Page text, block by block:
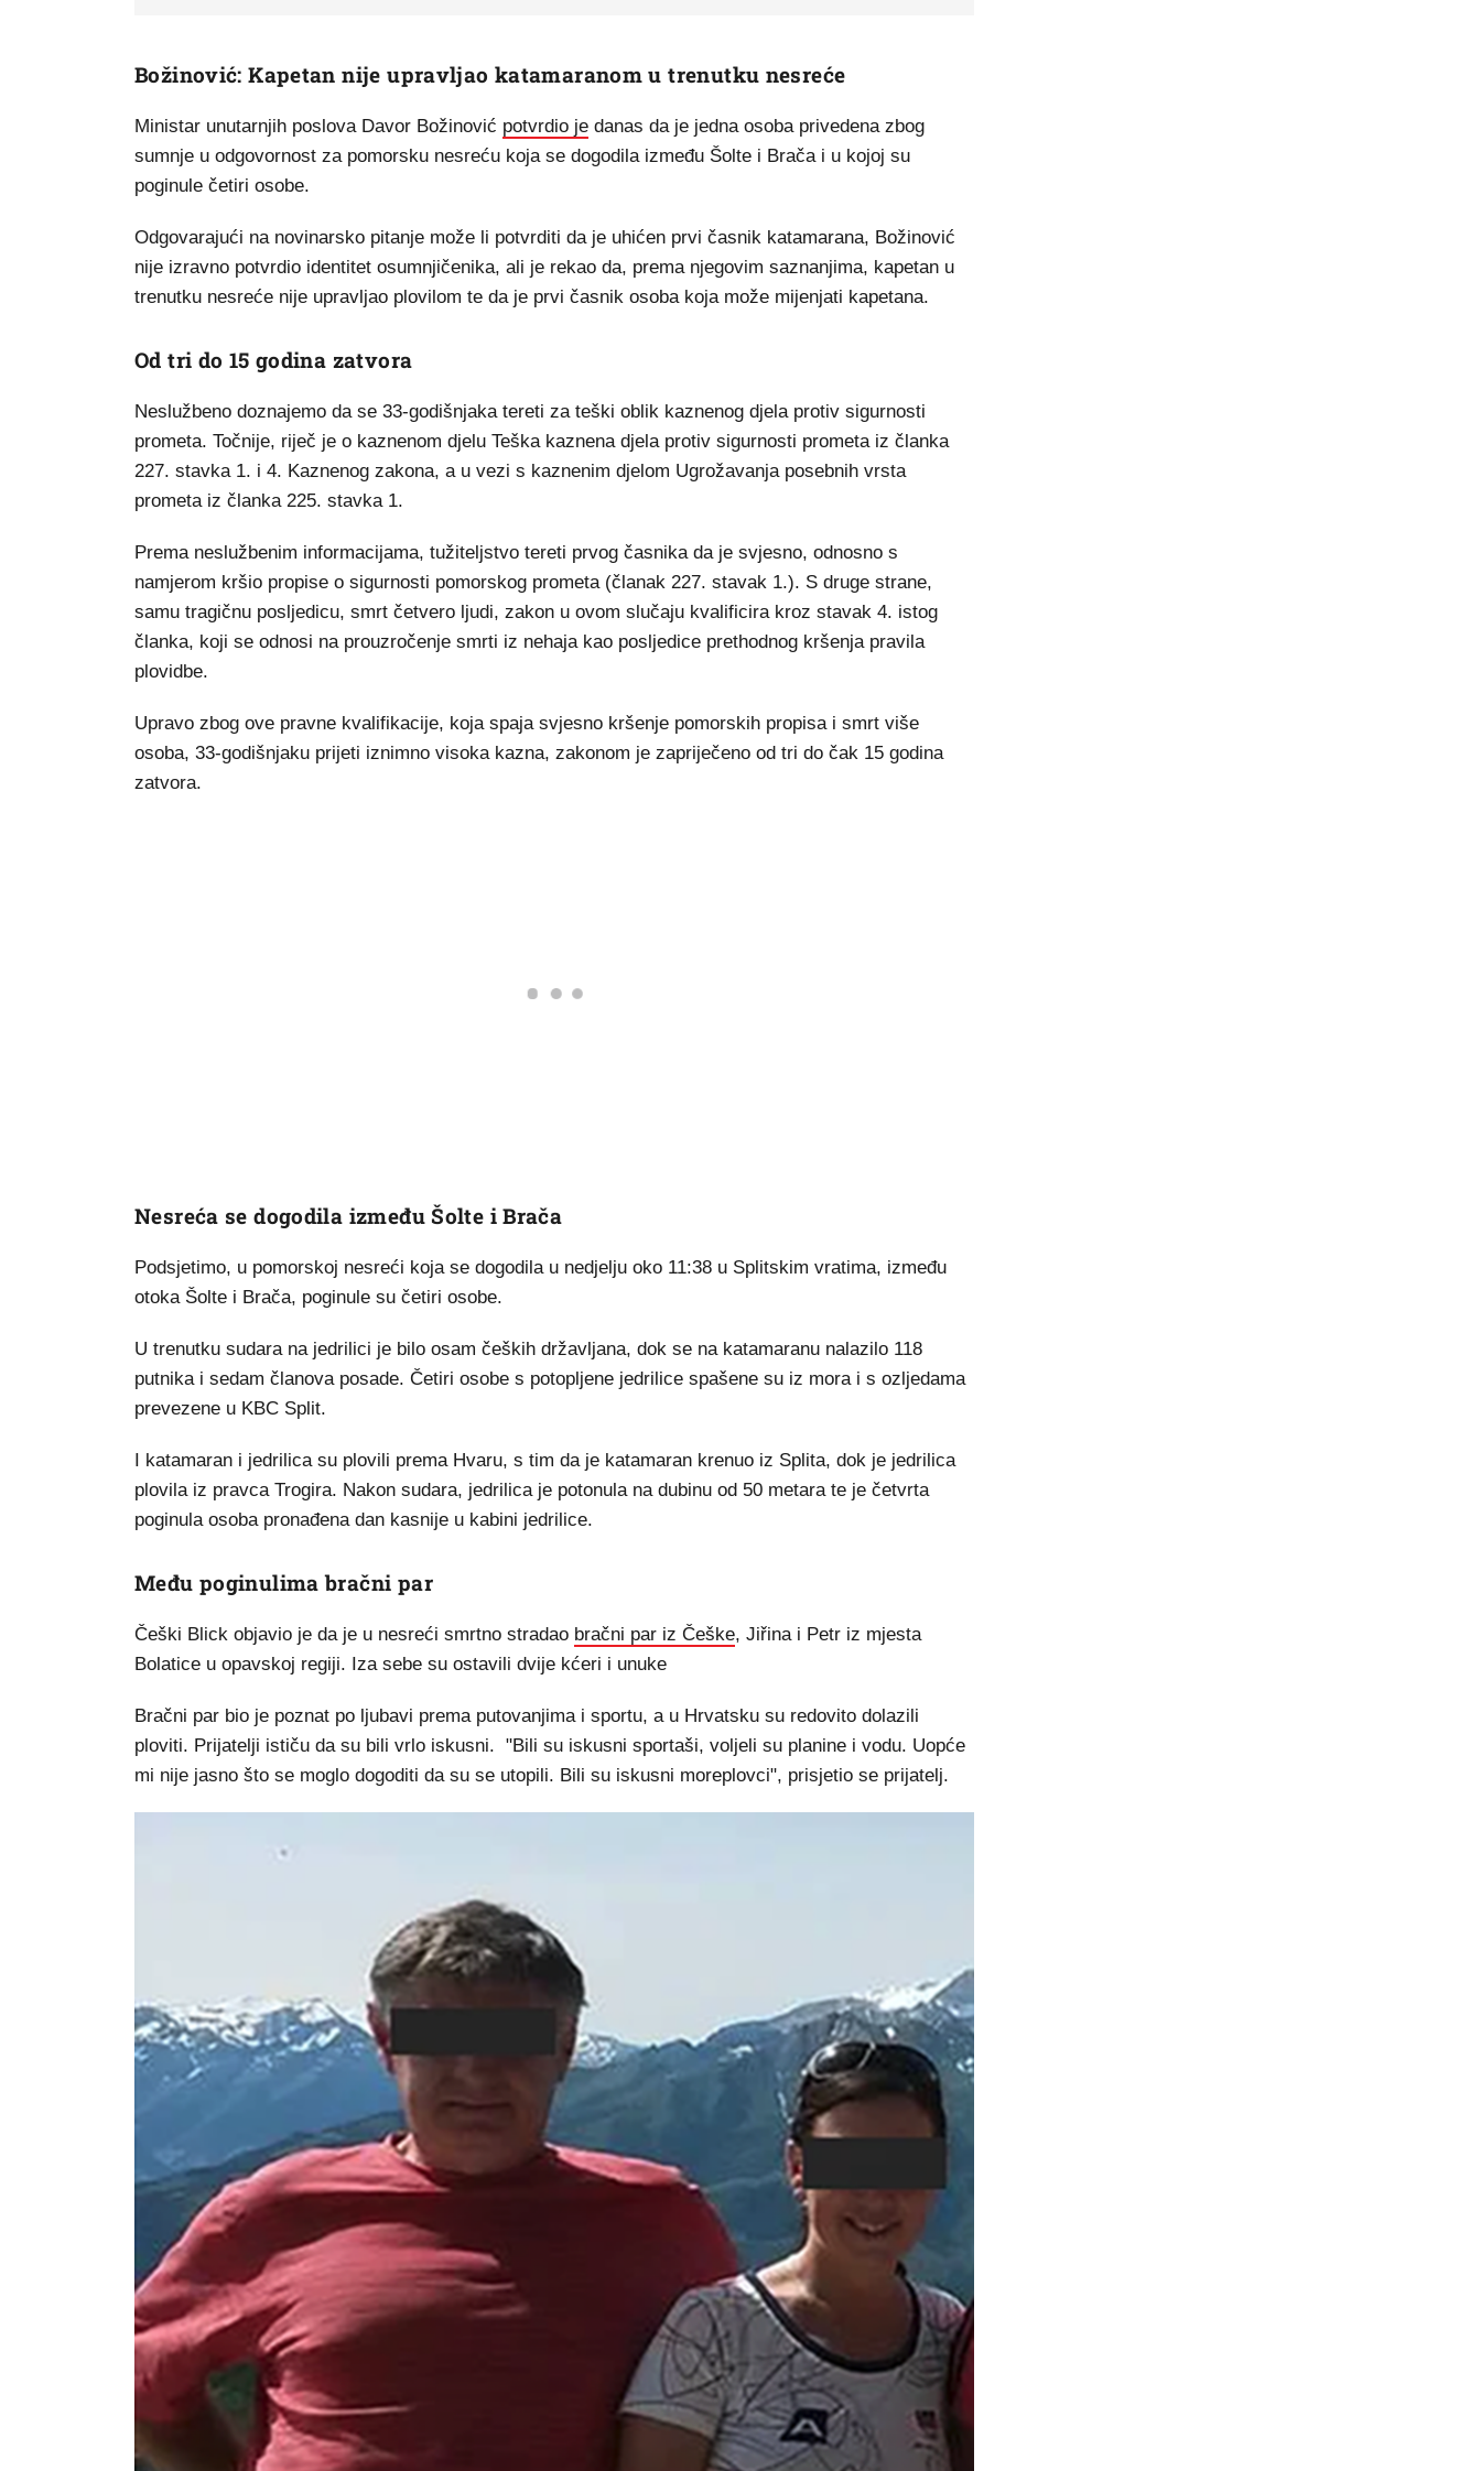
Božinović: Kapetan nije upravljao katamaranom u trenutku nesreće
Ministar unutarnjih poslova Davor Božinović potvrdio je danas da je jedna osoba privedena zbog
sumnje u odgovornost za pomorsku nesreću koja se dogodila između Šolte i Brača i u kojoj su
poginule četiri osobe.
Odgovarajući na novinarsko pitanje može li potvrditi da je uhićen prvi časnik katamarana, Božinović
nije izravno potvrdio identitet osumnjičenika, ali je rekao da, prema njegovim saznanjima, kapetan u
trenutku nesreće nije upravljao plovilom te da je prvi časnik osoba koja može mijenjati kapetana.
Od tri do 15 godina zatvora
Neslužbeno doznajemo da se 33-godišnjaka tereti za teški oblik kaznenog djela protiv sigurnosti
prometa. Točnije, riječ je o kaznenom djelu Teška kaznena djela protiv sigurnosti prometa iz članka
227. stavka 1. i 4. Kaznenog zakona, a u vezi s kaznenim djelom Ugrožavanja posebnih vrsta
prometa iz članka 225. stavka 1.
Prema neslužbenim informacijama, tužiteljstvo tereti prvog časnika da je svjesno, odnosno s
namjerom kršio propise o sigurnosti pomorskog prometa (članak 227. stavak 1.). S druge strane,
samu tragičnu posljedicu, smrt četvero ljudi, zakon u ovom slučaju kvalificira kroz stavak 4. istog
članka, koji se odnosi na prouzročenje smrti iz nehaja kao posljedice prethodnog kršenja pravila
plovidbe.
Upravo zbog ove pravne kvalifikacije, koja spaja svjesno kršenje pomorskih propisa i smrt više
osoba, 33-godišnjaku prijeti iznimno visoka kazna, zakonom je zapriječeno od tri do čak 15 godina
zatvora.
Nesreća se dogodila između Šolte i Brača
Podsjetimo, u pomorskoj nesreći koja se dogodila u nedjelju oko 11:38 u Splitskim vratima, između
otoka Šolte i Brača, poginule su četiri osobe.
U trenutku sudara na jedrilici je bilo osam čeških državljana, dok se na katamaranu nalazilo 118
putnika i sedam članova posade. Četiri osobe s potopljene jedrilice spašene su iz mora i s ozljedama
prevezene u KBC Split.
I katamaran i jedrilica su plovili prema Hvaru, s tim da je katamaran krenuo iz Splita, dok je jedrilica
plovila iz pravca Trogira. Nakon sudara, jedrilica je potonula na dubinu od 50 metara te je četvrta
poginula osoba pronađena dan kasnije u kabini jedrilice.
Među poginulima bračni par
Češki Blick objavio je da je u nesreći smrtno stradao bračni par iz Češke, Jiřina i Petr iz mjesta
Bolatice u opavskoj regiji. Iza sebe su ostavili dvije kćeri i unuke
Bračni par bio je poznat po ljubavi prema putovanjima i sportu, a u Hrvatsku su redovito dolazili
ploviti. Prijatelji ističu da su bili vrlo iskusni. "Bili su iskusni sportaši, voljeli su planine i vodu. Uopće
mi nije jasno što se moglo dogoditi da su se utopili. Bili su iskusni moreplovci", prisjetio se prijatelj.